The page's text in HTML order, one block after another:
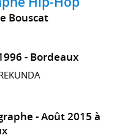
Bouscat
Bordeaux
Août 2015 à